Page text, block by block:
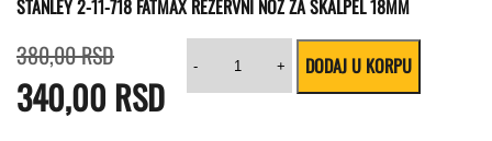
STANLEY 2-11-718 FATMAX REZERVNI NOŽ ZA SKALPEL 18MM
380,00RSDcena
je
bila:
380,00 RSD.
340,00 RSD
cena
je:
340,00 RSD.
-
718
+ DODAJ U KORPU